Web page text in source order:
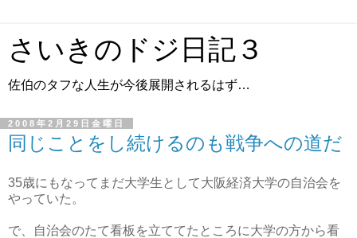
さいきのドジ日記３
佐伯のタフな人生が今後展開されるはず…
2008年2月29日金曜日
同じことをし続けるのも戦争への道だ
35歳にもなってまだ大学生として大阪経済大学の自治会を
やっていた。
で、自治会のたて看板を立ててたところに大学の方から看